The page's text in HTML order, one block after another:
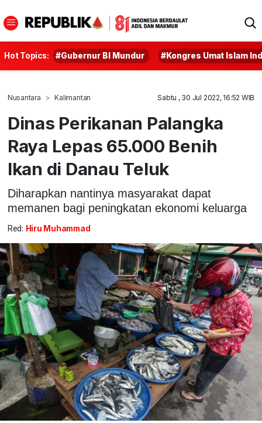
Hot Topics: #Gubernur BI Mundur #Kongres Umat Islam
Nusantara Kalimantan Sabtu , 30 Jul 2022, 16:52 WIB
Dinas Perikanan Palangka
Raya Lepas 65.000 Benih
Ikan di Danau Teluk
Diharapkan nantinya masyarakat dapat
memanen bagi peningkatan ekonomi keluarga
Red: Hiru Muhammad